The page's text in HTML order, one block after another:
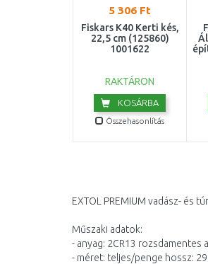
5 306 Ft
Fiskars K40 Kerti kés,
22,5 cm (125860)
1001622
RAKTÁRON
KOSÁRBA
Összehasonlítás
EXTOL PREMIUM vadász- és
Műszaki adatok:
- anyag: 2CR13 rozsdamentes
- méret: teljes/penge hossz: